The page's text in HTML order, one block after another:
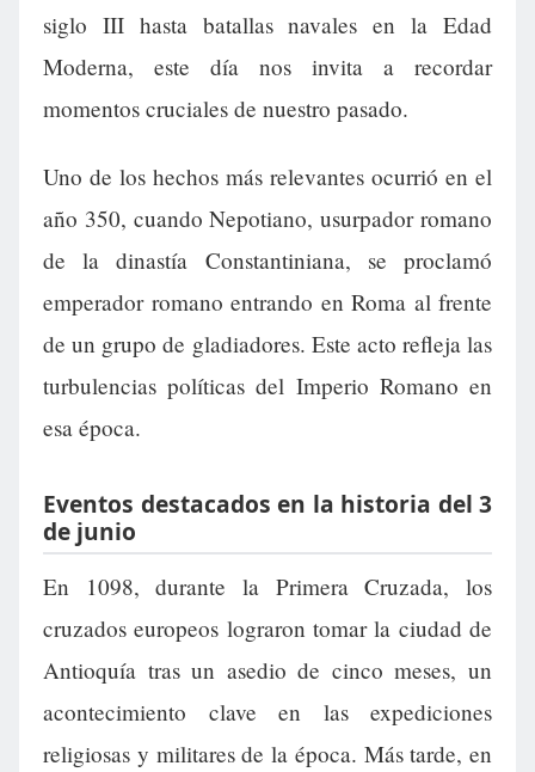
siglo III hasta batallas navales en la Edad
Moderna, este día nos invita a recordar
momentos cruciales de nuestro pasado.
Uno de los hechos más relevantes ocurrió en el
año 350, cuando Nepotiano, usurpador romano
de la dinastía Constantiniana, se proclamó
emperador romano entrando en Roma al frente
de un grupo de gladiadores. Este acto refleja las
turbulencias políticas del Imperio Romano en
esa época.
Eventos destacados en la historia del 3
de junio
En 1098, durante la Primera Cruzada, los
cruzados europeos lograron tomar la ciudad de
Antioquía tras un asedio de cinco meses, un
acontecimiento clave en las expediciones
religiosas y militares de la época. Más tarde, en